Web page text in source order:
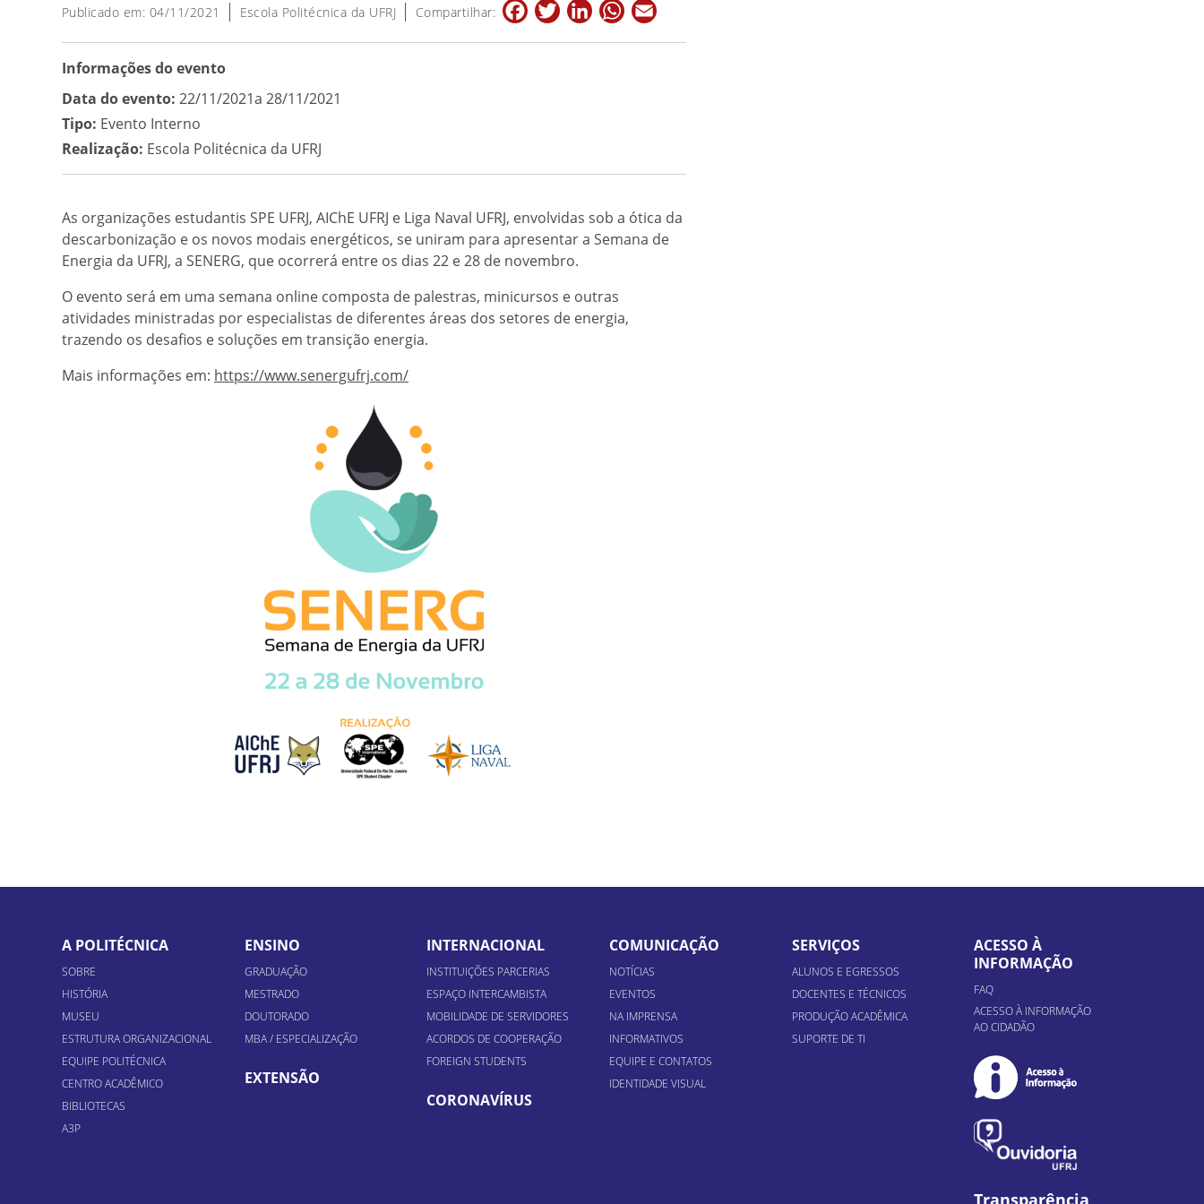
Publicado em: 04/11/2021 Escola Politécnica da UFRJ Compartilhar: FacebookTwitterLinkedInWhatsApp
Informações do evento
Data do evento: 22/11/2021a 28/11/2021
Tipo: Evento Interno
Realização: Escola Politécnica da UFRJ
As organizações estudantis SPE UFRJ, AIChE UFRJ e Liga Naval UFRJ, envolvidas sob a ótica da
descarbonização e os novos modais energéticos, se uniram para apresentar a Semana de
Energia da UFRJ, a SENERG, que ocorrerá entre os dias 22 e 28 de novembro.
O evento será em uma semana online composta de palestras, minicursos e outras
atividades ministradas por especialistas de diferentes áreas dos setores de energia,
trazendo os desafios e soluções em transição energia.
Mais informações em: https://www.senergufrj.com/
A POLITÉCNICA
SOBRE
HISTÓRIA
MUSEU
ESTRUTURA ORGANIZACIONAL
EQUIPE POLITÉCNICA
CENTRO ACADÊMICO
BIBLIOTECAS
A3P
ENSINO
GRADUAÇÃO
MESTRADO
DOUTORADO
MBA / ESPECIALIZAÇÃO
EXTENSÃO
INTERNACIONAL
INSTITUIÇÕES PARCERIAS
ESPAÇO INTERCAMBISTA
MOBILIDADE DE SERVIDORES
ACORDOS DE COOPERAÇÃO
FOREIGN STUDENTS
CORONAVÍRUS
COMUNICAÇÃO
NOTÍCIAS
EVENTOS
NA IMPRENSA
INFORMATIVOS
EQUIPE E CONTATOS
IDENTIDADE VISUAL
SERVIÇOS
ALUNOS E EGRESSOS
DOCENTES E TÉCNICOS
PRODUÇÃO ACADÊMICA
SUPORTE DE TI
ACESSO À
INFORMAÇÃO
FAQ
ACESSO À INFORMAÇÃO
AO CIDADÃO
Transparência